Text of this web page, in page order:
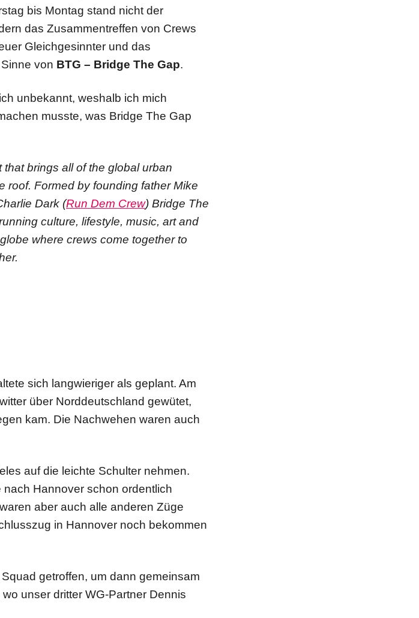
bis Montag stand nicht der
das Zusammentreffen von Crews
Gleichgesinnter und das
von BTG – Bridge The Gap.
unbekannt, weshalb ich mich
musste, was Bridge The Gap
brings all of the global urban
roof. Formed by founding father Mike
Dark (Run Dem Crew) Bridge The
culture, lifestyle, music, art and
where crews come together to
sich langwieriger als geplant. Am
über Norddeutschland gewütet,
kam. Die Nachwehen waren auch
auf die leichte Schulter nehmen.
Hannover schon ordentlich
aber auch alle anderen Züge
in Hannover noch bekommen
getroffen, um dann gemeinsam
unser dritter WG-Partner Dennis